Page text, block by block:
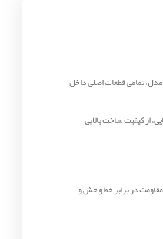
تمامی قطعات اصلی داخل
از کیفیت ساخت بالایی
در برابر خط و خش و